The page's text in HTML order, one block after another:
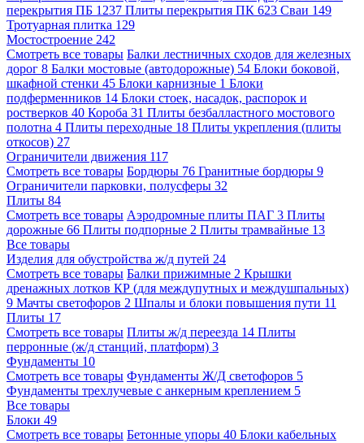
перекрытия ПБ 1237 Плиты перекрытия ПК 623 Сваи 149
Тротуарная плитка 129
Мостостроение 242
Смотреть все товары Балки лестничных сходов для железных
дорог 8 Балки мостовые (автодорожные) 54 Блоки боковой,
шкафной стенки 45 Блоки карнизные 1 Блоки
подферменников 14 Блоки стоек, насадок, распорок и
ростверков 40 Короба 31 Плиты безбалластного мостового
полотна 4 Плиты переходные 18 Плиты укрепления (плиты
откосов) 27
Ограничители движения 117
Смотреть все товары Бордюры 76 Гранитные бордюры 9
Ограничители парковки, полусферы 32
Плиты 84
Смотреть все товары Аэродромные плиты ПАГ 3 Плиты
дорожные 66 Плиты подпорные 2 Плиты трамвайные 13
Все товары
Изделия для обустройства ж/д путей 24
Смотреть все товары Балки прижимные 2 Крышки
дренажных лотков КР (для междупутных и междушпальных)
9 Мачты светофоров 2 Шпалы и блоки повышения пути 11
Плиты 17
Смотреть все товары Плиты ж/д переезда 14 Плиты
перронные (ж/д станций, платформ) 3
Фундаменты 10
Смотреть все товары Фундаменты Ж/Д светофоров 5
Фундаменты трехлучевые с анкерным креплением 5
Все товары
Блоки 49
Смотреть все товары Бетонные упоры 40 Блоки кабельных